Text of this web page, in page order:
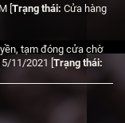
[ Trạng thái: Cửa hàng
tạm đóng cửa chờ
11/2021 [ Trạng thái: